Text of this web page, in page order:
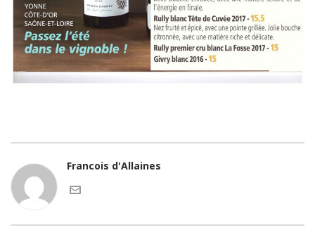
Francois d'Allaines